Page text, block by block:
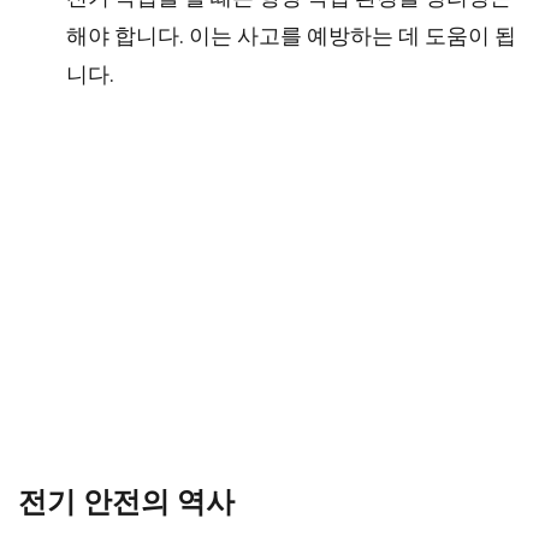
해야 합니다. 이는 사고를 예방하는 데 도움이 됩
니다.
전기 안전의 역사